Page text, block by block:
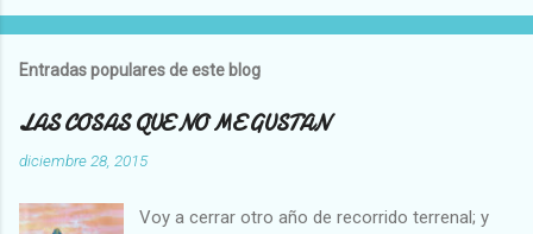
l
c
a
r
n
c
Entradas populares de este blog
LAS COSAS QUE NO ME GUSTAN
diciembre 28, 2015
Voy a cerrar otro año de recorrido terrenal; y